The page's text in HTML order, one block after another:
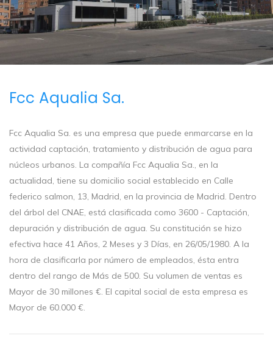
Fcc Aqualia Sa.
Fcc Aqualia Sa. es una empresa que puede enmarcarse en la
actividad captación, tratamiento y distribución de agua para
núcleos urbanos. La compañía Fcc Aqualia Sa., en la
actualidad, tiene su domicilio social establecido en Calle
federico salmon, 13, Madrid, en la provincia de Madrid. Dentro
del árbol del CNAE, está clasificada como 3600 - Captación,
depuración y distribución de agua. Su constitución se hizo
efectiva hace 41 Años, 2 Meses y 3 Días, en 26/05/1980. A la
hora de clasificarla por número de empleados, ésta entra
dentro del rango de Más de 500. Su volumen de ventas es
Mayor de 30 millones €. El capital social de esta empresa es
Mayor de 60.000 €.